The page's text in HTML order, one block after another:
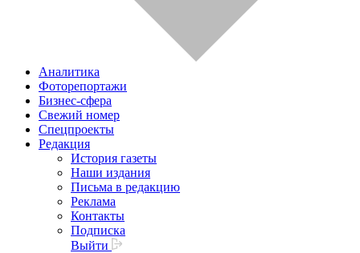
Аналитика
Фоторепортажи
Бизнес-сфера
Свежий номер
Спецпроекты
Редакция
История газеты
Наши издания
Письма в редакцию
Реклама
Контакты
Подписка
Выйти